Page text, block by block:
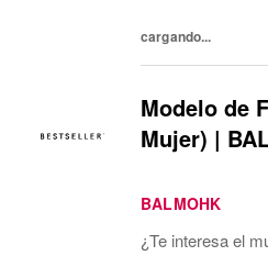
cargando...
Modelo de
Mujer) |
BALMOHK
¿Te interesa el